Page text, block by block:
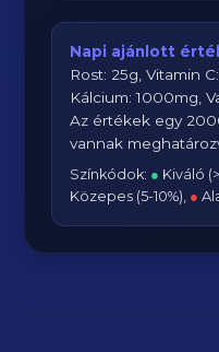
Napi ajánlott
Rost: 25g, Vitamin
Kálcium: 1000mg,
Az értékek egy
vannak
Színkódok: ● Kiváló
Közepes (5-10%), ●